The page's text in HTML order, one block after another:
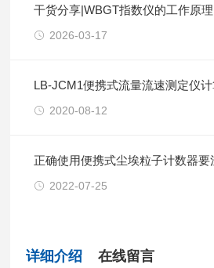
干货分享|WBGT指数仪的工作原理
2026-03-17
LB-JCM1便携式流量流速测定仪计
2020-08-12
正确使用便携式尘埃粒子计数器要
2022-07-25
详细介绍 在线留言